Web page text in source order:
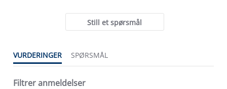
Still et spørsmål
VURDERINGER SPØRSMÅL
Filtrer anmeldelser